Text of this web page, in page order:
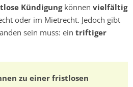
Kündigungkönnen vielfältig
oder im Mietrecht. Jedoch gibt
sein muss: ein triftiger
zu einer fristlosen